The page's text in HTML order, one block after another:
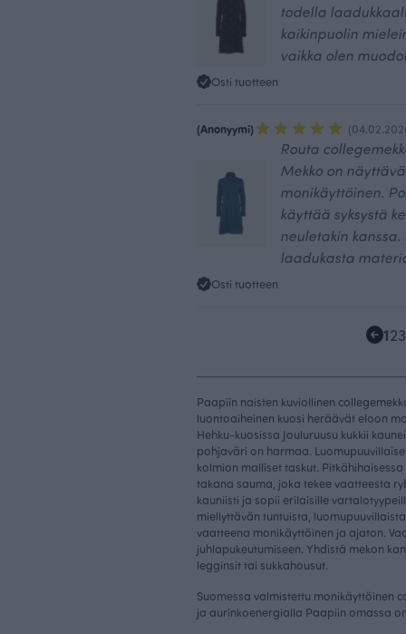
todella
kaikinpuolin
vaikka olen
Osti tuotteen
(Anonyymi)
Routa
Mekko on
monikäyttöinen.
käyttää syksystä
neuletakin
laadukasta
Osti tuotteen
123
Paapiin naisten kuviollinen
luontoaiheinen kuosi heräävät eloon
Hehku-kuosissa Jouluruusu kukkii
pohjaväri on harmaa.
kolmion malliset taskut.
takana sauma, joka tekee vaatteesta
kauniisti ja sopii erilaisille
miellyttävän tuntuista,
vaatteena monikäyttöinen ja ajaton.
juhlapukeutumiseen. Yhdistä mekon
legginsit tai sukkahousut.
Suomessa valmistettu monikäyttöinen
ja aurinkoenergialla Paapiin omassa